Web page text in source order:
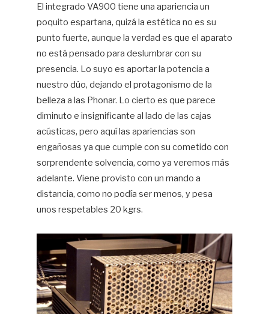
El integrado VA900 tiene una apariencia un
poquito espartana, quizá la estética no es su
punto fuerte, aunque la verdad es que el aparato
no está pensado para deslumbrar con su
presencia. Lo suyo es aportar la potencia a
nuestro dúo, dejando el protagonismo de la
belleza a las Phonar. Lo cierto es que parece
diminuto e insignificante al lado de las cajas
acústicas, pero aquí las apariencias son
engañosas ya que cumple con su cometido con
sorprendente solvencia, como ya veremos más
adelante. Viene provisto con un mando a
distancia, como no podía ser menos, y pesa
unos respetables 20 kgrs.